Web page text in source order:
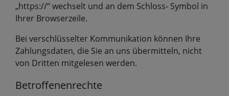
„https://“ wechselt und an dem Schloss- Symbol in
Ihrer Browserzeile.
Bei verschlüsselter Kommunikation können Ihre
Zahlungsdaten, die Sie an uns übermitteln, nicht
von Dritten mitgelesen werden.
Betroffenenrechte